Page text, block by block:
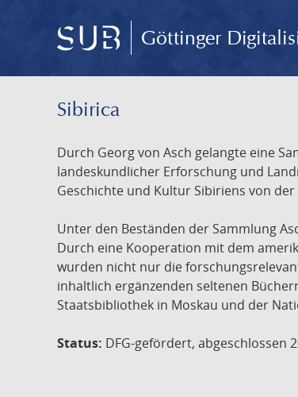
Göttinger
Sibirica
Durch Georg von Asch gelangte eine
landeskundlicher Erforschung und
Geschichte und Kultur Sibiriens von
Unter den Beständen der Sammlung
Durch eine Kooperation mit dem
wurden nicht nur die
inhaltlich ergänzenden seltenen
Staatsbibliothek in Moskau und der
Status: DFG-gefördert, abgeschlossen